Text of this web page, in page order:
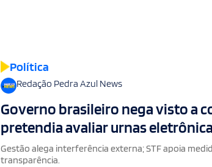
Política
Redação Pedra Azul News
Governo brasileiro nega visto a
pretendia avaliar urnas
Gestão alega interferência externa; STF apoia
transparência.